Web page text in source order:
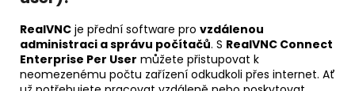
RealVNC je přední software pro vzdálenou
administraci a správu počítačů. S RealVNC Connect
Enterprise Per User můžete přistupovat k
neomezenému počtu zařízení odkudkoli přes internet. Ať